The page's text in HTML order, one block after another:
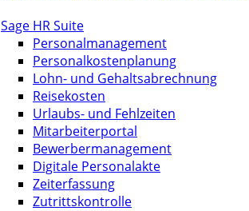
Sage HR Suite
Personalmanagement
Personalkostenplanung
Lohn- und Gehaltsabrechnung
Reisekosten
Urlaubs- und Fehlzeiten
Mitarbeiterportal
Bewerbermanagement
Digitale Personalakte
Zeiterfassung
Zutrittskontrolle